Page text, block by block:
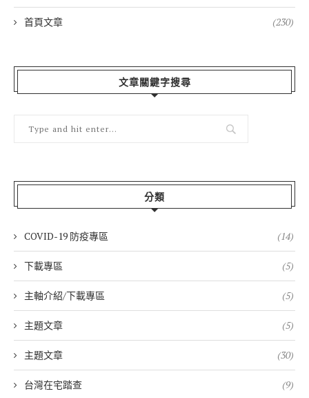
首頁文章 (230)
文章關鍵字搜尋
分類
COVID-19 防疫專區 (14)
下載專區 (5)
主軸介紹/下載專區 (5)
主題文章 (5)
主題文章 (30)
台灣在宅踏查 (9)